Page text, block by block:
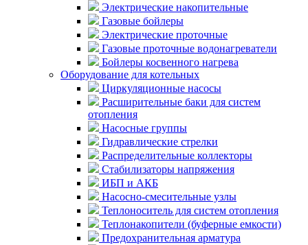
Электрические накопительные
Газовые бойлеры
Электрические проточные
Газовые проточные водонагреватели
Бойлеры косвенного нагрева
Оборудование для котельных
Циркуляционные насосы
Расширительные баки для систем
отопления
Насосные группы
Гидравлические стрелки
Распределительные коллекторы
Стабилизаторы напряжения
ИБП и АКБ
Насосно-смесительные узлы
Теплоноситель для систем отопления
Теплонакопители (буферные емкости)
Предохранительная арматура